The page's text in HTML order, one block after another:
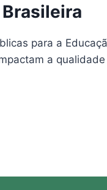
para a
a